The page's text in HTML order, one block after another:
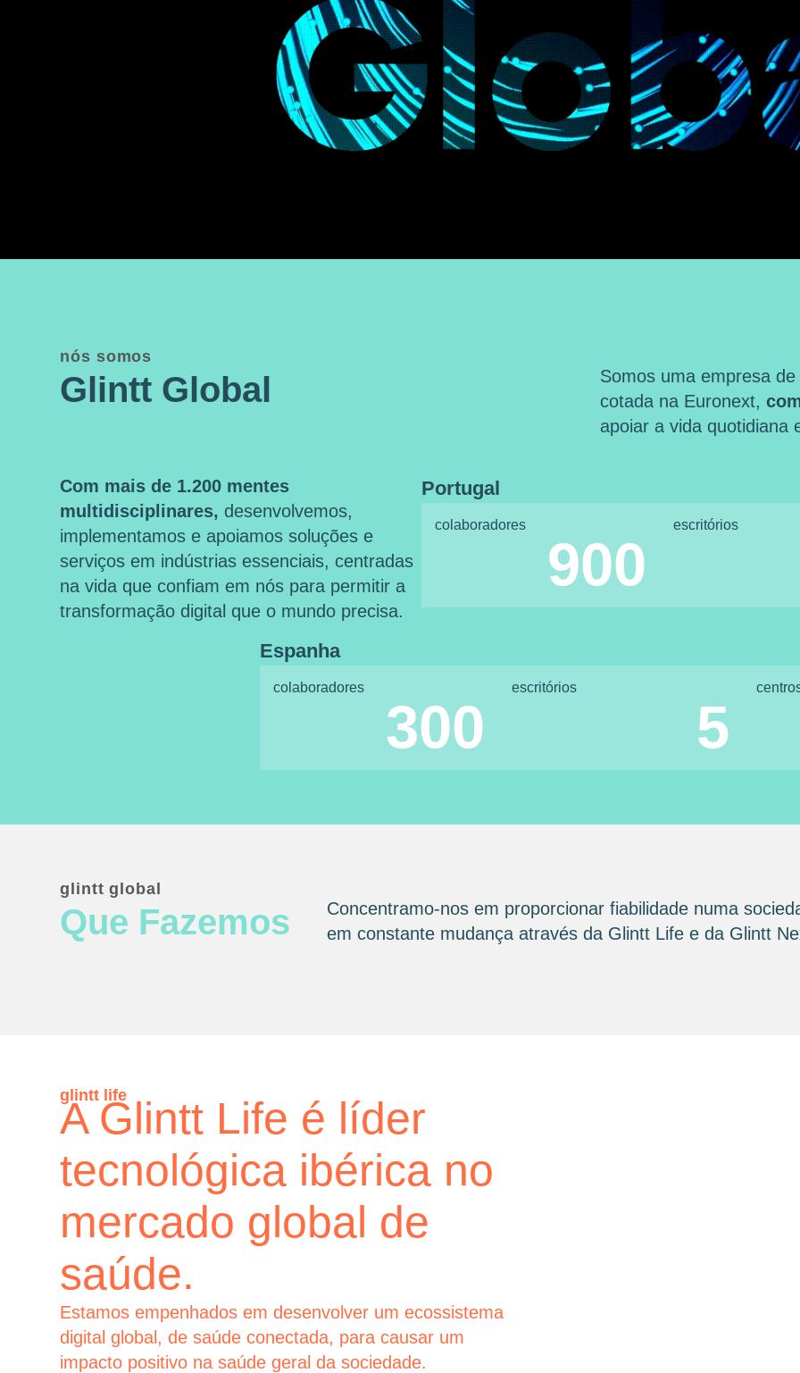
nós somos
Glintt Global
Somos uma empresa
cotada na Euronext,
apoiar a vida quotidiana
Com mais de 1.200 mentes
multidisciplinares, desenvolvemos,
implementamos e apoiamos soluções e
serviços em indústrias essenciais, centradas
na vida que confiam em nós para permitir a
transformação digital que o mundo precisa.
Portugal
colaboradores
900
escritórios
Espanha
colaboradores
300
escritórios
5
glintt global
Que Fazemos
Concentramo-nos em proporcionar fiabilidade numa
em constante mudança através da Glintt Life e da Glintt
glintt life
A Glintt Life é líder
tecnológica ibérica no
mercado global de
saúde.
Estamos empenhados em desenvolver um ecossistema
digital global, de saúde conectada, para causar um
impacto positivo na saúde geral da sociedade.